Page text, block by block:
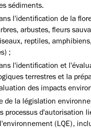
sédiments.
l'identification de la
arbustes, fleurs
reptiles,
;
l'identification et
terrestres et la
des impacts
de la législation
processus d'autorisation
(LQE),